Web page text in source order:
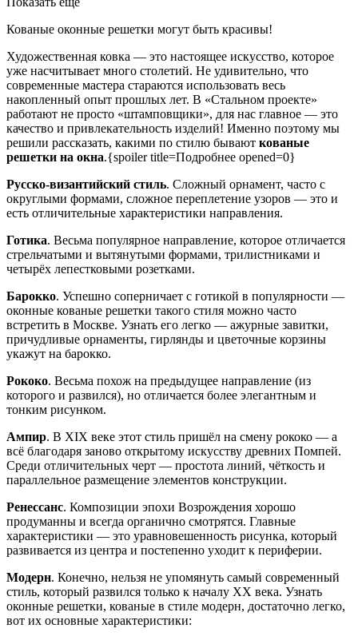
Кованые оконные решетки могут быть красивы!
Художественная ковка — это настоящее искусство, которое
уже насчитывает много столетий. Не удивительно, что
современные мастера стараются использовать весь
накопленный опыт прошлых лет. В «Стальном проекте»
работают не просто «штамповщики», для нас главное — это
качество и привлекательность изделий! Именно поэтому мы
решили рассказать, какими по стилю бывают кованые
решетки на окна.{spoiler title=Подробнее opened=0}
Русско-византийский стиль. Сложный орнамент, часто с
округлыми формами, сложное переплетение узоров — это и
есть отличительные характеристики направления.
Готика. Весьма популярное направление, которое отличается
стрельчатыми и вытянутыми формами, трилистниками и
четырёх лепестковыми розетками.
Барокко. Успешно соперничает с готикой в популярности —
оконные кованые решетки такого стиля можно часто
встретить в Москве. Узнать его легко — ажурные завитки,
причудливые орнаменты, гирлянды и цветочные корзины
укажут на барокко.
Рококо. Весьма похож на предыдущее направление (из
которого и развился), но отличается более элегантным и
тонким рисунком.
Ампир. В XIX веке этот стиль пришёл на смену рококо — а
всё благодаря заново открытому искусству древних Помпей.
Среди отличительных черт — простота линий, чёткость и
параллельное размещение элементов конструкции.
Ренессанс. Композиции эпохи Возрождения хорошо
продуманны и всегда органично смотрятся. Главные
характеристики — это уравновешенность рисунка, который
развивается из центра и постепенно уходит к периферии.
Модерн. Конечно, нельзя не упомянуть самый современный
стиль, который развился только к началу XX века. Узнать
оконные решетки, кованые в стиле модерн, достаточно легко,
вот их основные характеристики: